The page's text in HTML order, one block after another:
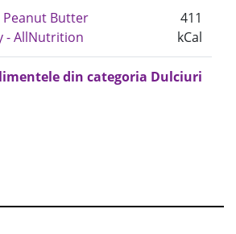
Peanut Butter
- AllNutrition
411
kCal
din categoria Dulciuri